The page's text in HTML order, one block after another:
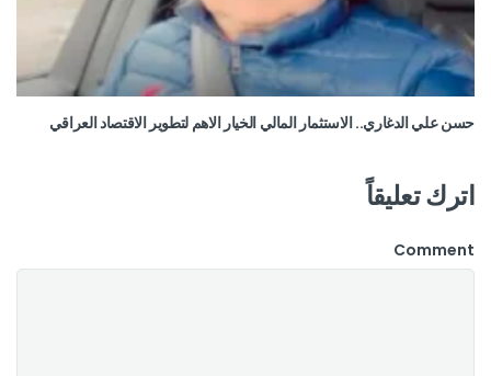
حسن علي الدغاري.. الاستثمار المالي الخيار الاهم لتطوير الاقتصاد العراقي
اترك تعليقاً
Comment